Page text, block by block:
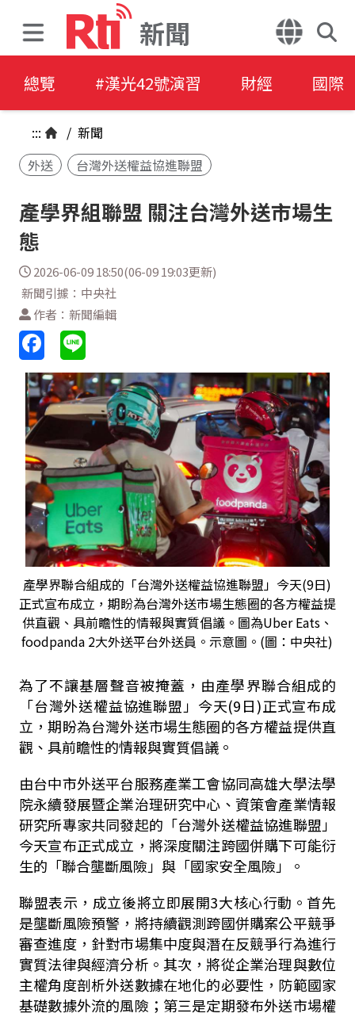
新聞
總覽 #漢光42號演習 財經 國際
::: / 新聞
外送
台灣外送權益協進聯盟
產學界組聯盟 關注台灣外送市場生
態
2026-06-09 18:50(06-09 19:03更新)
新聞引據：中央社
作者：新聞編輯
產學界聯合組成的「台灣外送權益協進聯盟」今天(9日)
正式宣布成立，期盼為台灣外送市場生態圈的各方權益提
供直觀、具前瞻性的情報與實質倡議。圖為Uber Eats、
foodpanda 2大外送平台外送員。示意圖。(圖：中央社)
為了不讓基層聲音被掩蓋，由產學界聯合組成的
「台灣外送權益協進聯盟」今天(9日)正式宣布成
立，期盼為台灣外送市場生態圈的各方權益提供直
觀、具前瞻性的情報與實質倡議。
由台中市外送平台服務產業工會協同高雄大學法學
院永續發展暨企業治理研究中心、資策會產業情報
研究所專家共同發起的「台灣外送權益協進聯盟」
今天宣布正式成立，將深度關注跨國併購下可能衍
生的「聯合壟斷風險」與「國家安全風險」。
聯盟表示，成立後將立即展開3大核心行動。首先
是壟斷風險預警，將持續觀測跨國併購案公平競爭
審查進度，針對市場集中度與潛在反競爭行為進行
實質法律與經濟分析。其次，將從企業治理與數位
主權角度剖析外送數據在地化的必要性，防範國家
基礎數據外流的風險；第三是定期發布外送市場權